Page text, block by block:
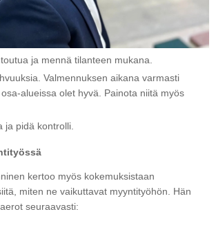
ja mennä tilanteen mukana.
Valmennuksen aikana varmasti
alueissa olet hyvä. Painota niitä myös
ja pidä kontrolli.
kertoo myös kokemuksistaan
miten ne vaikuttavat myyntityöhön. Hän
seuraavasti: